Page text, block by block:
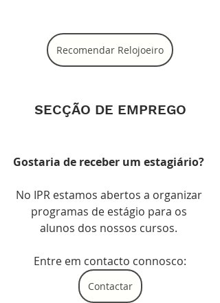
Recomendar Relojoeiro
SECÇÃO DE EMPREGO
Gostaria de receber um estagiário?
No IPR estamos abertos a organizar
programas de estágio para os
alunos dos nossos cursos.
Entre em contacto connosco:
Contactar